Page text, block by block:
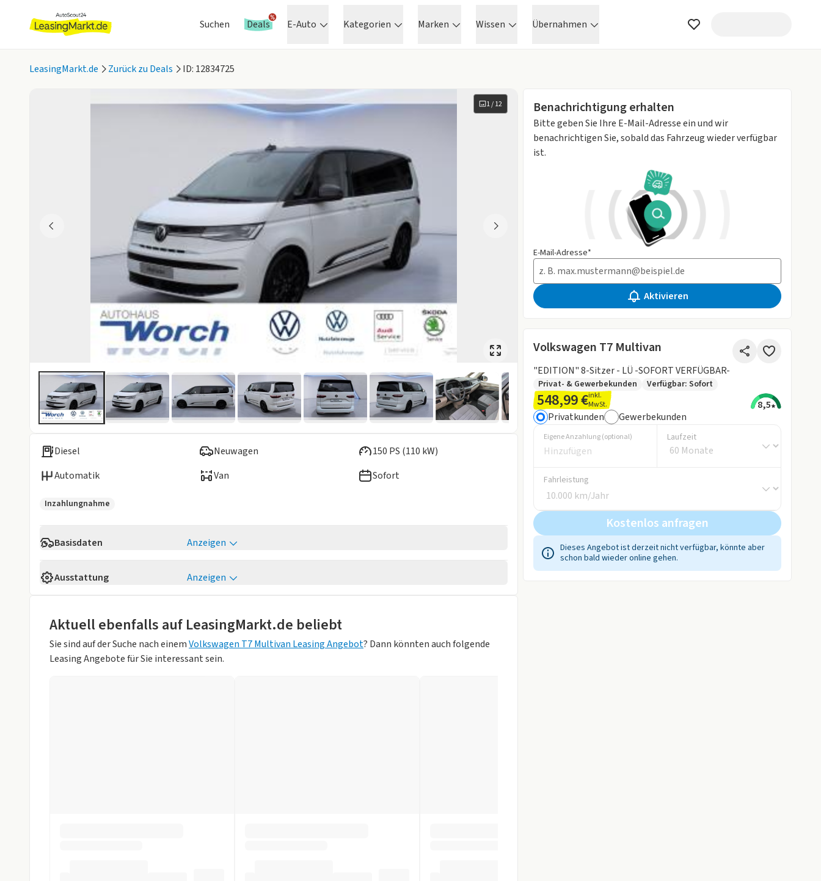
Suchen Deals E-Auto Kategorien Marken Wissen Übernahmen
LeasingMarkt.de Zurück zu Deals ID: 12834725
Benachrichtigung erhalten
Bitte geben Sie Ihre E-Mail-Adresse ein und wir
benachrichtigen Sie, sobald das Fahrzeug wieder verfügbar
ist.
E-Mail-Adresse*
Aktivieren
Volkswagen T7 Multivan
"EDITION" 8-Sitzer - LÜ -SOFORT VERFÜGBAR-
Privat- & Gewerbekunden Verfügbar: Sofort
548,99 €inkl.
MwSt.
8,5
Privatkunden
Gewerbekunden
Eigene Anzahlung (optional) Laufzeit
Fahrleistung
Kostenlos anfragen
Dieses Angebot ist derzeit nicht verfügbar, könnte aber
schon bald wieder online gehen.
1/12
Diesel Neuwagen
150 PS (110 kW)
Automatik
Van Sofort
Inzahlungnahme
Basisdaten
Anzeigen
Fahrzeugaufbau
Van
Sitzplätze
8
Farbe
Weiß (Candy-Weiß)
Ausstattung
Anzeigen
Regensensor
Sitzheizung vorne
Standheizung
Aktuell ebenfalls auf LeasingMarkt.de beliebt
Sie sind auf der Suche nach einemVolkswagen T7 Multivan Leasing Angebot? Dann könnten auch folgende
Leasing Angebote für Sie interessant sein.